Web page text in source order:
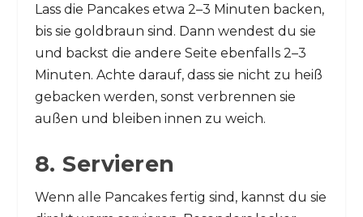
Lass die Pancakes etwa 2–3 Minuten backen,
bis sie goldbraun sind. Dann wendest du sie
und backst die andere Seite ebenfalls 2–3
Minuten. Achte darauf, dass sie nicht zu heiß
gebacken werden, sonst verbrennen sie
außen und bleiben innen zu weich.
8. Servieren
Wenn alle Pancakes fertig sind, kannst du sie